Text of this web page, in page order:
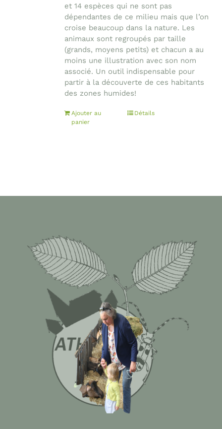
et 14 espèces qui ne sont pas
dépendantes de ce milieu mais que l’on
croise beaucoup dans la nature. Les
animaux sont regroupés par taille
(grands, moyens petits) et chacun a au
moins une illustration avec son nom
associé. Un outil indispensable pour
partir à la découverte de ces habitants
des zones humides!
Ajouter au
panier
Détails